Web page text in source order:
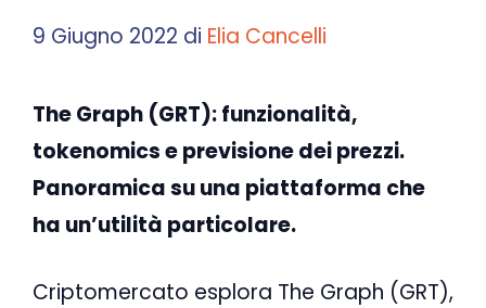
9 Giugno 2022 di Elia Cancelli
The Graph (GRT): funzionalità,
tokenomics e previsione dei prezzi.
Panoramica su una piattaforma che
ha un’utilità particolare.
Criptomercato esplora The Graph (GRT),